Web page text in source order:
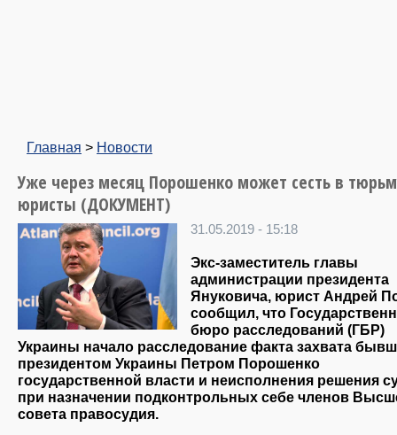
Главная > Новости
Уже через месяц Порошенко может сесть в
юристы (ДОКУМЕНТ)
31.05.2019 - 15:18
Экс-заместитель главы
администрации президента
Януковича, юрист Андрей
сообщил, что
бюро расследований (ГБР)
Украины начало расследование факта захвата
президентом Украины Петром Порошенко
государственной власти и неисполнения решения
при назначении подконтрольных себе членов
совета правосудия.